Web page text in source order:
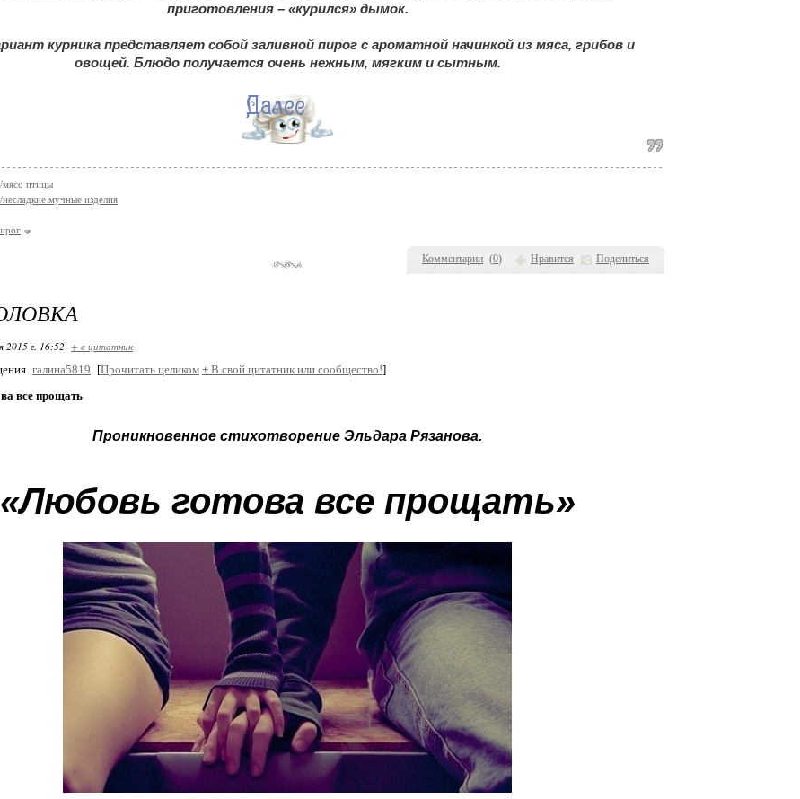
Комментарии (0) Нравится Поделиться
приготовления – «курился» дымок.
курника представляет собой заливной пирог с ароматной начинкой из мяса, грибов и
овощей. Блюдо получается очень нежным, мягким и сытным.
мясо птицы
несладкие мучные изделия
2015 г. 16:52 + в цитатник
галина5819 [Прочитать целиком + В свой цитатник или сообщество!]
все прощать
Проникновенное стихотворение Эльдара Рязанова.
«Любовь готова все прощать»